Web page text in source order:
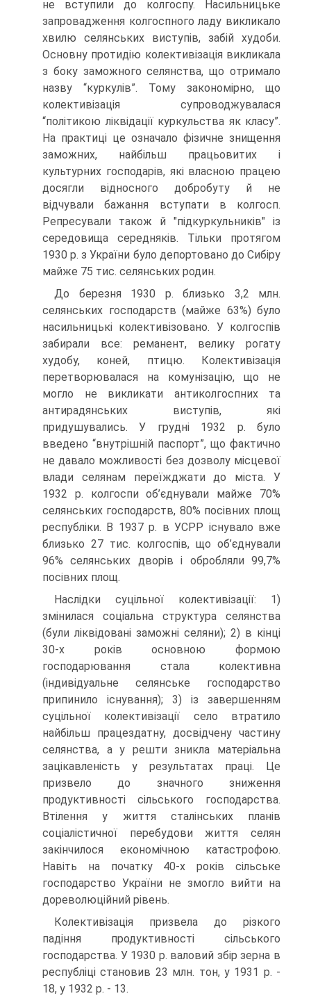
не вступили до колгоспу. Насильницьке
запровадження колгоспного ладу викликало
хвилю селянських виступів, забій худоби.
Основну протидію колективізація викликала
з боку заможного селянства, що отримало
назву “куркулів”. Тому закономірно, що
колективізація супроводжувалася
“політикою ліквідації куркульства як класу”.
На практиці це означало фізичне знищення
заможних, найбільш працьовитих і
культурних господарів, які власною працею
досягли відносного добробуту й не
відчували бажання вступати в колгосп.
Репресували також й "підкуркульників" із
середовища середняків. Тільки протягом
1930 р. з України було депортовано до Сибіру
майже 75 тис. селянських родин.
До березня 1930 р. близько 3,2 млн.
селянських господарств (майже 63%) було
насильницькі колективізовано. У колгоспів
забирали все: реманент, велику рогату
худобу, коней, птицю. Колективізація
перетворювалася на комунізацію, що не
могло не викликати антиколгоспних та
антирадянських виступів, які
придушувались. У грудні 1932 р. було
введено “внутрішній паспорт”, що фактично
не давало можливості без дозволу місцевої
влади селянам переїжджати до міста. У
1932 р. колгоспи об’єднували майже 70%
селянських господарств, 80% посівних площ
республіки. В 1937 р. в УСРР існувало вже
близько 27 тис. колгоспів, що об’єднували
96% селянських дворів і обробляли 99,7%
посівних площ.
Наслідки суцільної колективізації: 1)
змінилася соціальна структура селянства
(були ліквідовані заможні селяни); 2) в кінці
30-х років основною формою
господарювання стала колективна
(індивідуальне селянське господарство
припинило існування); 3) із завершенням
суцільної колективізації село втратило
найбільш працездатну, досвідчену частину
селянства, а у решти зникла матеріальна
зацікавленість у результатах праці. Це
призвело до значного зниження
продуктивності сільського господарства.
Втілення у життя сталінських планів
соціалістичної перебудови життя селян
закінчилося економічною катастрофою.
Навіть на початку 40-х років сільське
господарство України не змогло вийти на
дореволюційний рівень.
Колективізація призвела до різкого
падіння продуктивності сільського
господарства. У 1930 р. валовий збір зерна в
республіці становив 23 млн. тон, у 1931 р. -
18, у 1932 р. - 13.